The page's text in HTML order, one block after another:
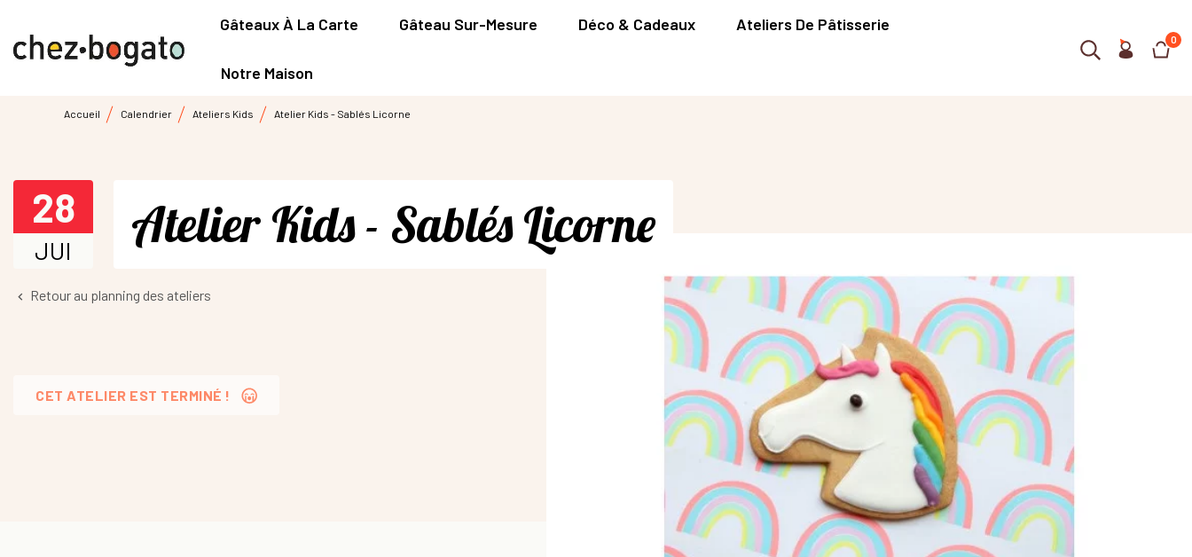
Gâteaux À La Carte Gâteau Sur-Mesure Déco & Cadeaux Ateliers De Pâtisserie
Notre Maison
0
Accueil Calendrier Ateliers Kids Atelier Kids - Sablés Licorne
28
JUI Atelier Kids - Sablés Licorne
keyboard_arrow_left Retour au planning des ateliers
CET ATELIER EST TERMINÉ !